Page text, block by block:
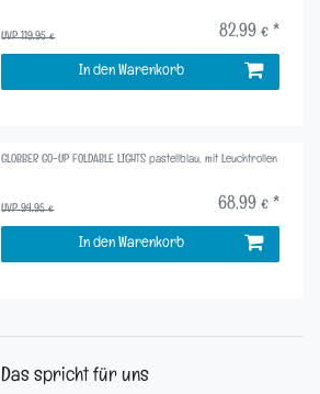
UVP 119,95 € 82,99 € *
In den Warenkorb
GLOBBER GO-UP FOLDABLE LIGHTS pastellblau, mit Leuchtrollen
UVP 94,95 € 68,99 € *
In den Warenkorb
Das spricht für uns